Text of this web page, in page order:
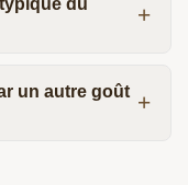
un autre goût